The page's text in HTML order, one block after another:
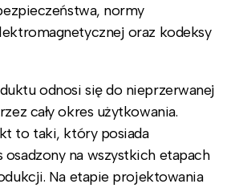
normy
oraz kodeksy
odnosi się do nieprzerwanej
cały okres użytkowania.
to taki, który posiada
na wszystkich etapach
Na etapie projektowania